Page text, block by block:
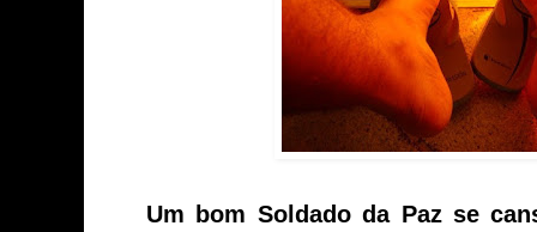
Um bom Soldado da Paz se